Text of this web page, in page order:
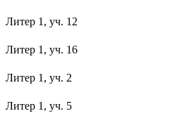
Литер 1, уч. 12
Литер 1, уч. 16
Литер 1, уч. 2
Литер 1, уч. 5